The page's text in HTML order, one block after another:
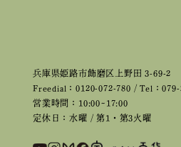
兵庫県姫路市飾磨区上野田 3-69-2
Freedial：0120-072-780 / Tel：079-
営業時間：10:00~17:00
定休日：水曜 / 第1・第3火曜